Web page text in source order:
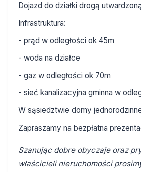
Dojazd do działki drogą
Infrastruktura:
- prąd w odległości ok 45m
- woda na działce
- gaz w odległości ok 70m
- sieć kanalizacyjna gminna w
W sąsiedztwie domy
Zapraszamy na bezpłatna
Szanując dobre obyczaje oraz
właścicieli nieruchomości